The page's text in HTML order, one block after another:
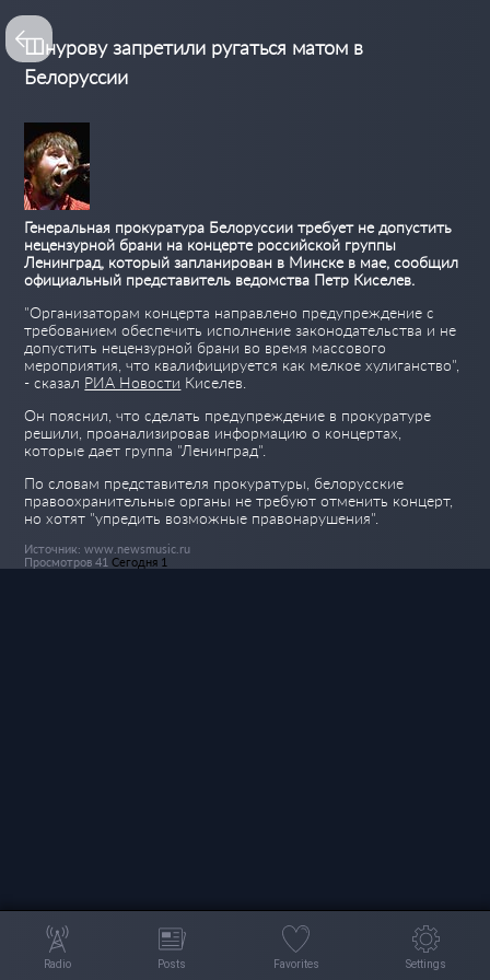
Шнурову запретили ругаться матом в
Белоруссии
Генеральная прокуратура Белоруссии требует не допустить
нецензурной брани на концерте российской группы
Ленинград, который запланирован в Минске в мае, сообщил
официальный представитель ведомства Петр Киселев.
"Организаторам концерта направлено предупреждение с
требованием обеспечить исполнение законодательства и не
допустить нецензурной брани во время массового
мероприятия, что квалифицируется как мелкое хулиганство",
- сказал РИА Новости Киселев.
Он пояснил, что сделать предупреждение в прокуратуре
решили, проанализировав информацию о концертах,
которые дает группа "Ленинград".
По словам представителя прокуратуры, белорусские
правоохранительные органы не требуют отменить концерт,
но хотят "упредить возможные правонарушения".
Источник: www.newsmusic.ru
Просмотров 41 Сегодня 1
Radio Posts Favorites Settings